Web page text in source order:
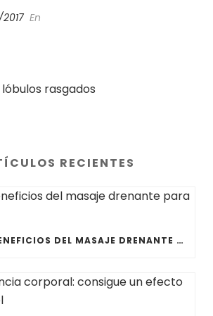
En
RECIENTES
TODOS LOS BENEFICIOS DEL MASAJE DRENANTE PARA PIERNAS